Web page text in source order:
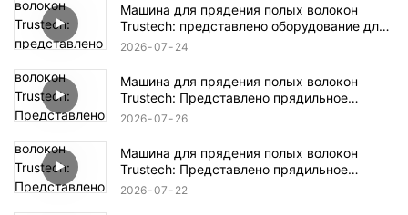
Машина для прядения полых волокон
Trustech: представлено оборудование для
прядения TIPS (16)
2026 07 24
Машина для прядения полых волокон
Trustech: Представлено прядильное
оборудование NIPS (18)
2026 07 26
Машина для прядения полых волокон
Trustech: Представлено прядильное
оборудование NIPS (17)
2026 07 22